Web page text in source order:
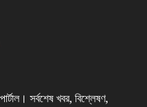
সর্বশেষ খবর, বিশ্লেষণ,